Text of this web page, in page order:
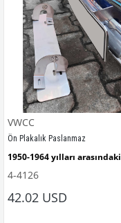
VWCC
Ön Plakalık Paslanmaz
1950-1964 yılları
4-4126
42.02 USD